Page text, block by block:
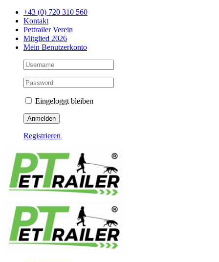
Zum
Inhalt
springen
+43 (0) 720 310 560
Kontakt
Pettrailer Verein
Mitglied 2026
Mein Benutzerkonto
Eingeloggt bleiben
Registrieren
Facebook
YouTube
Instagram